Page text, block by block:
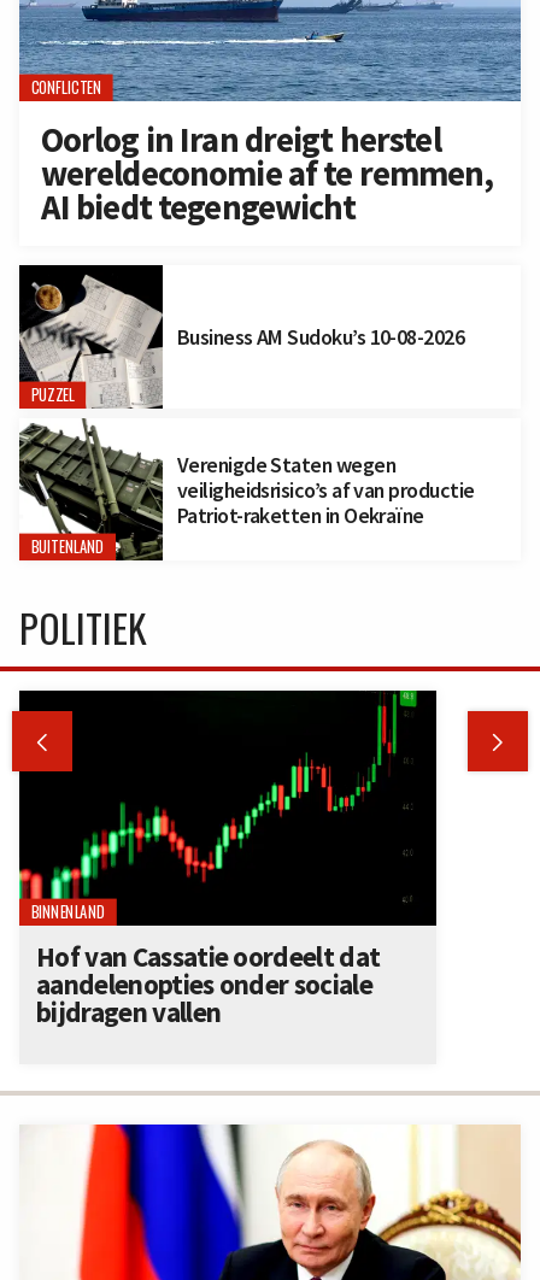
CONFLICTEN
Oorlog in Iran dreigt herstel
wereldeconomie af te remmen,
AI biedt tegengewicht
PUZZEL
Business AM Sudoku’s 10-08-2026
BUITENLAND
Verenigde Staten wegen
veiligheidsrisico’s af van productie
Patriot-raketten in Oekraïne
POLITIEK
 
BINNENLAND
Hof van Cassatie oordeelt dat
aandelenopties onder sociale
bijdragen vallen